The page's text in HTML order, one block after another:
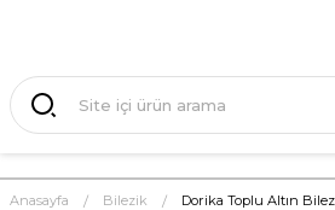
Anasayfa Bilezik Dorika Toplu Altın